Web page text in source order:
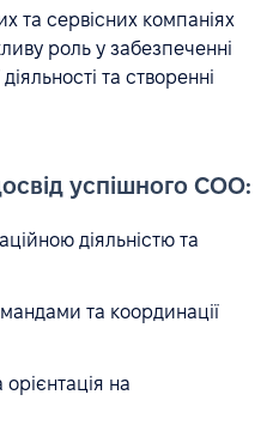
та сервісних компаніях
роль у забезпеченні
та створенні
успішного COO:
діяльністю та
та координації
на